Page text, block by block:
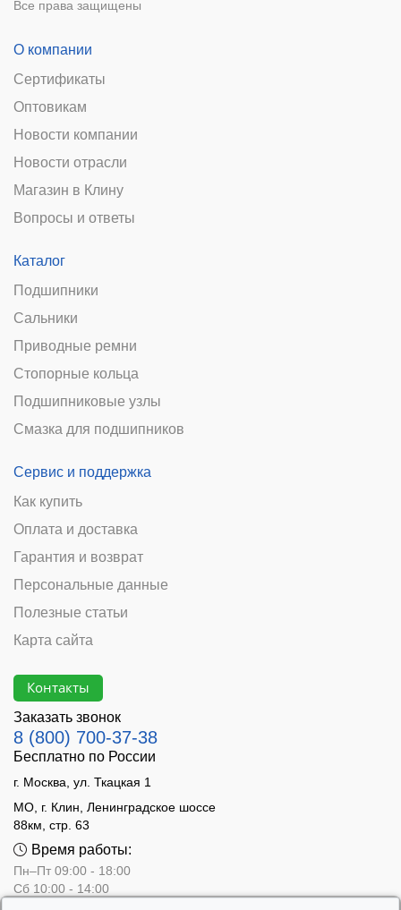
Все права защищены
О компании
Сертификаты
Оптовикам
Новости компании
Новости отрасли
Магазин в Клину
Вопросы и ответы
Каталог
Подшипники
Сальники
Приводные ремни
Стопорные кольца
Подшипниковые узлы
Смазка для подшипников
Сервис и поддержка
Как купить
Оплата и доставка
Гарантия и возврат
Персональные данные
Полезные статьи
Карта сайта
Контакты
Заказать звонок
8 (800) 700-37-38
Бесплатно по России
г. Москва, ул. Ткацкая 1
МО, г. Клин, Ленинградское шоссе
88км, стр. 63
Время работы:
Пн–Пт 09:00 - 18:00
Сб 10:00 - 14:00